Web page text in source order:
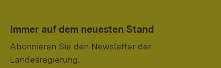
Immer auf dem neuesten Stand
Abonnieren Sie den Newsletter der
Landesregierung.